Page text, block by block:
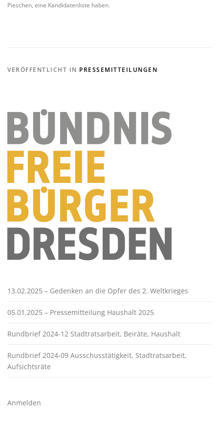
Pieschen, eine Kandidatenliste haben.
VERÖFFENTLICHT IN PRESSEMITTEILUNGEN
13.02.2025 – Gedenken an die Opfer des 2. Weltkrieges
05.01.2025 – Pressemitteilung Haushalt 2025
Rundbrief 2024-12 Stadtratsarbeit, Beiräte, Haushalt
Rundbrief 2024-09 Ausschusstätigkeit, Stadtratsarbeit,
Aufsichtsräte
Anmelden